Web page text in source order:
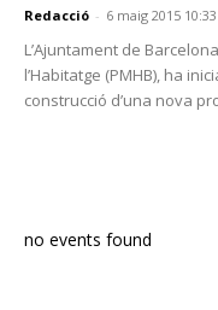
Redacció - 6 maig 2015
L’Ajuntament de
l’Habitatge (PMHB), ha
construcció d’una nova
no events found